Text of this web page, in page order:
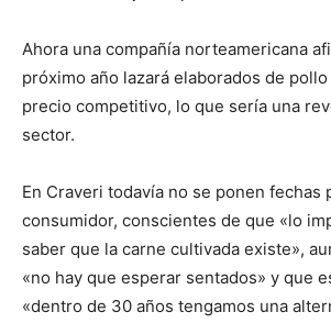
Ahora una compañía norteamericana
próximo año lazará elaborados de
precio competitivo, lo que sería una
sector.
En Craveri todavía no se ponen fechas
consumidor, conscientes de que «lo
saber que la carne cultivada existe»,
«no hay que esperar sentados» y que
«dentro de 30 años tengamos una